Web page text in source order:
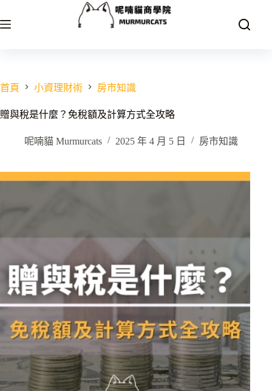
至
容
首頁 小資理財術 房市知識
贈與稅是什麼？免稅額及計算方式全攻略
呢喃貓 Murmurcats 2025 年 4 月 5 日 房市知識